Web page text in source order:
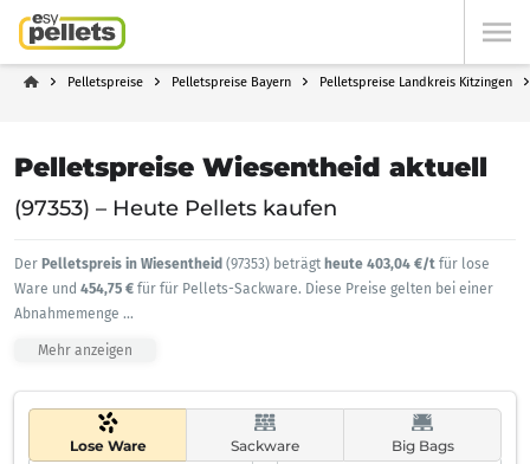
Pelletspreise Pelletspreise Bayern Pelletspreise Landkreis Kitzingen
Pelletspreise Wiesentheid aktuell
(97353) – Heute Pellets kaufen
Der Pelletspreis in Wiesentheid (97353) beträgt heute 403,04 €/t für lose
Ware und 454,75 € für für Pellets-Sackware. Diese Preise gelten bei einer
Abnahmemenge ...
Mehr anzeigen
Lose Ware Sackware Big Bags